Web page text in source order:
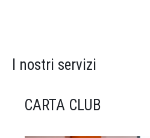
I nostri servizi
CARTA CLUB